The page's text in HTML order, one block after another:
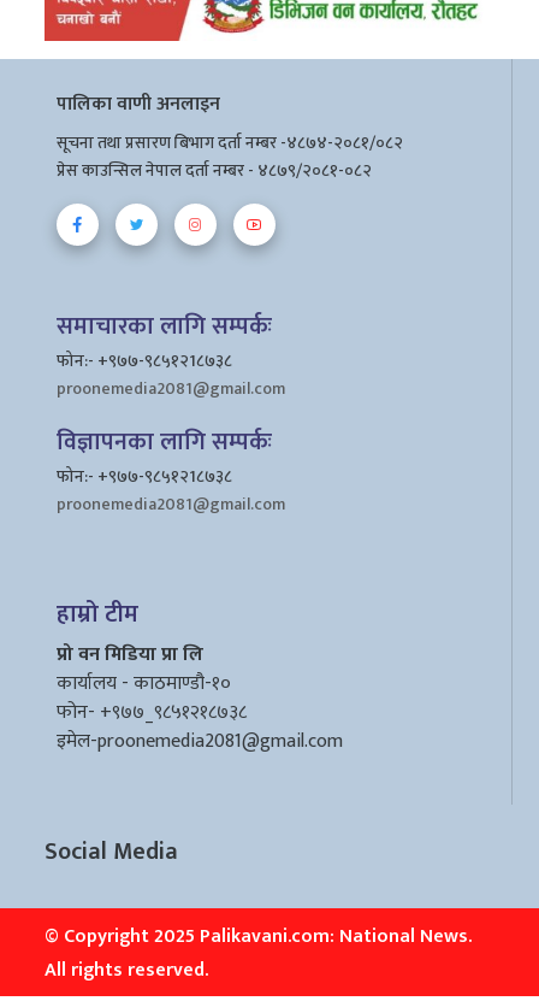
पालिका वाणी अनलाइन
सूचना तथा प्रसारण बिभाग दर्ता नम्बर -४८७४-२०८१/०८२
प्रेस काउन्सिल नेपाल दर्ता नम्बर - ४८७९/२०८१-०८२
समाचारका लागि सम्पर्कः
फोन:- +९७७-९८५१२1८७३८
proonemedia2081@gmail.com
विज्ञापनका लागि सम्पर्कः
फोन:- +९७७-९८५१२1८७३८
proonemedia2081@gmail.com
हाम्रो टीम
प्रो वन मिडिया प्रा लि
कार्यालय - काठमाण्डौ-१०
फोन- +९७७_९८५१२१८७३८
इमेल-proonemedia2081@gmail.com
Social Media
© Copyright 2025 Palikavani.com: National News.
All rights reserved.